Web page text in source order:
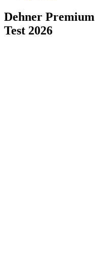
Dehner
Test 2026